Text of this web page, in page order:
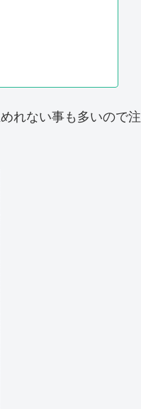
れない事も多いので注